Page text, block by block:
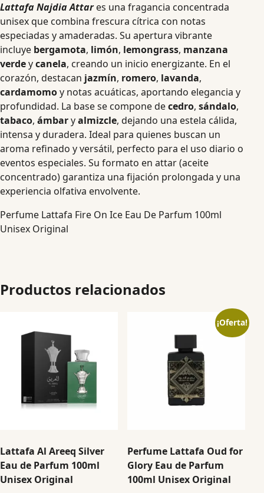
Lattafa Najdia Attares una fragancia concentrada
unisex que combina frescura cítrica con notas
especiadas y amaderadas. Su apertura vibrante
incluye bergamota, limón, lemongrass, manzana
verdeycanela, creando un inicio energizante. En el
corazón, destacan jazmín, romero, lavanda,
cardamomoy notas acuáticas, aportando elegancia y
profundidad. La base se compone decedro, sándalo,
tabaco, ámbaryalmizcle, dejando una estela cálida,
intensa y duradera. Ideal para quienes buscan un
aroma refinado y versátil, perfecto para el uso diario o
eventos especiales. Su formato en attar (aceite
concentrado) garantiza una fijación prolongada y una
experiencia olfativa envolvente.
Perfume Lattafa Fire On Ice Eau De Parfum 100ml
Unisex Original
Productos relacionados
Lattafa Al Areeq Silver
Eau de Parfum 100ml
Unisex Original
¡Oferta!
Perfume Lattafa Oud for
Glory Eau de Parfum
100ml Unisex Original